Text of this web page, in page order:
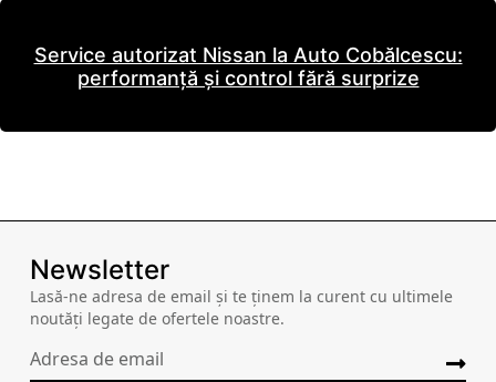
Service autorizat Nissan la Auto Cobălcescu:
performanță și control fără surprize
Newsletter
Lasă-ne adresa de email și te ținem la curent cu ultimele
noutăți legate de ofertele noastre.